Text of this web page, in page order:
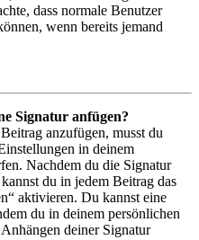
dass normale Benutzer
wenn bereits jemand
Signatur anfügen?
anzufügen, musst du
in deinem
Nachdem du die Signatur
du in jedem Beitrag das
aktivieren. Du kannst eine
du in deinem persönlichen
deiner Signatur